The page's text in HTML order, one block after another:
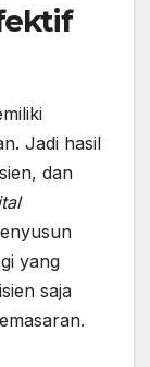
Jadi hasil
dan
yang
saja